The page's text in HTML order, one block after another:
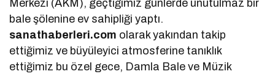
Merkezi (AKM), geçtiğimiz günlerde unutulmaz bir
bale şölenine ev sahipliği yaptı.
sanathaberleri.com olarak yakından takip
ettiğimiz ve büyüleyici atmosferine tanıklık
ettiğimiz bu özel gece, Damla Bale ve Müzik